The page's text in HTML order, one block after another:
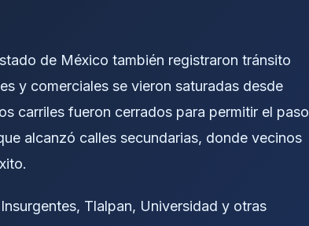
de México también registraron tránsito
y comerciales se vieron saturadas desde
carriles fueron cerrados para permitir el paso
alcanzó calles secundarias, donde vecinos
Tlalpan, Universidad y otras